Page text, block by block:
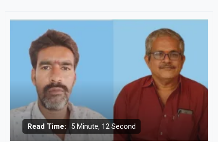
Read Time: 5 Minute, 12 Second